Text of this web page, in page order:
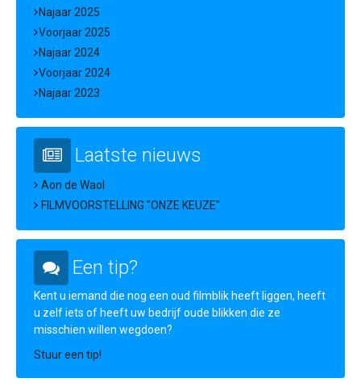
Najaar 2025
Voorjaar 2025
Najaar 2024
Voorjaar 2024
Najaar 2023
Laatste nieuws
Aon de Waol
FILMVOORSTELLING "ONZE KEUZE"
Een tip?
Kent u iemand die nog een oud filmblik heeft liggen, heeft
u zelf iets of heeft uw bedrijf oude blikken die ze
misschien willen wegdoen?
Stuur een tip!